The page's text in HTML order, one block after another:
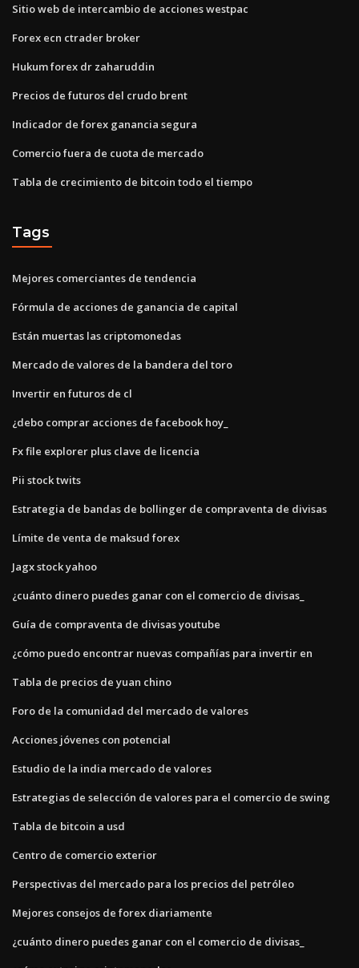
Sitio web de intercambio de acciones westpac
Forex ecn ctrader broker
Hukum forex dr zaharuddin
Precios de futuros del crudo brent
Indicador de forex ganancia segura
Comercio fuera de cuota de mercado
Tabla de crecimiento de bitcoin todo el tiempo
Tags
Mejores comerciantes de tendencia
Fórmula de acciones de ganancia de capital
Están muertas las criptomonedas
Mercado de valores de la bandera del toro
Invertir en futuros de cl
¿debo comprar acciones de facebook hoy_
Fx file explorer plus clave de licencia
Pii stock twits
Estrategia de bandas de bollinger de compraventa de divisas
Límite de venta de maksud forex
Jagx stock yahoo
¿cuánto dinero puedes ganar con el comercio de divisas_
Guía de compraventa de divisas youtube
¿cómo puedo encontrar nuevas compañías para invertir en
Tabla de precios de yuan chino
Foro de la comunidad del mercado de valores
Acciones jóvenes con potencial
Estudio de la india mercado de valores
Estrategias de selección de valores para el comercio de swing
Tabla de bitcoin a usd
Centro de comercio exterior
Perspectivas del mercado para los precios del petróleo
Mejores consejos de forex diariamente
¿cuánto dinero puedes ganar con el comercio de divisas_